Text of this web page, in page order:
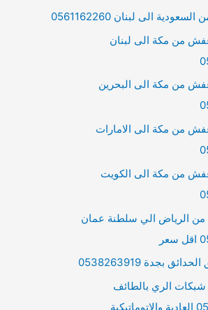
الى لبنان 0561162260
من مكة الى لبنان
من مكة الى البحرين
من مكة الى الامارات
من مكة الى الكويت
الرياض الي سلطنة عمان
بجدة 0538263919
الري بالطائف